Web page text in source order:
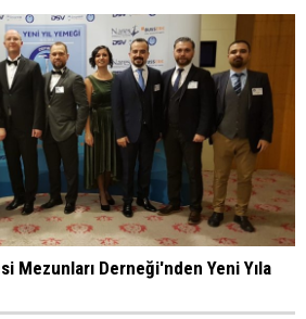
Mezunları Derneği'nden Yeni Yıla